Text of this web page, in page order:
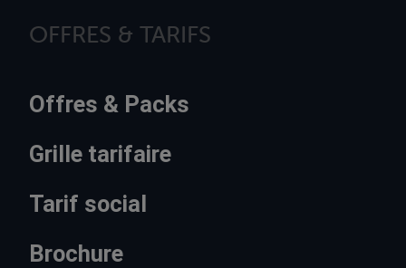
OFFRES & TARIFS
Offres & Packs
Grille tarifaire
Tarif social
Brochure